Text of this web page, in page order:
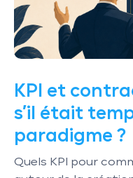
KPI et
s’il était
paradigme ?
Quels KPI pour